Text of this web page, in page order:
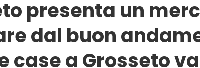
presenta un
dal buon
case a Grosseto